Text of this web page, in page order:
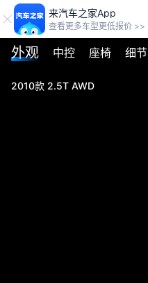
来汽车之家App
查看更多车型更低报价 >>
外观 中控 座椅 细节
2010款 2.5T AWD